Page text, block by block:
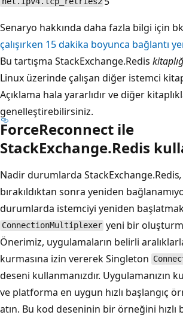
Senaryo hakkında daha fazla bilgi için
çalışırken 15 dakika boyunca bağlantı
Bu tartışma StackExchange.Redis
Linux üzerinde çalışan diğer istemci
Açıklama hala yararlıdır ve diğer
genelleştirebilirsiniz.
ForceReconnect ile
StackExchange.Redis
Nadir durumlarda StackExchange.Redis,
bırakıldıktan sonra yeniden
durumlarda istemciyi yeniden
ConnectionMultiplexer yeni bir
Önerimiz, uygulamaların belirli
kurmasına izin vererek Singleton
deseni kullanmanızdır. Uygulamanızın
ve platforma en uygun hızlı başlangıç
atın. Bu kod deseninin bir örneğini hızlı